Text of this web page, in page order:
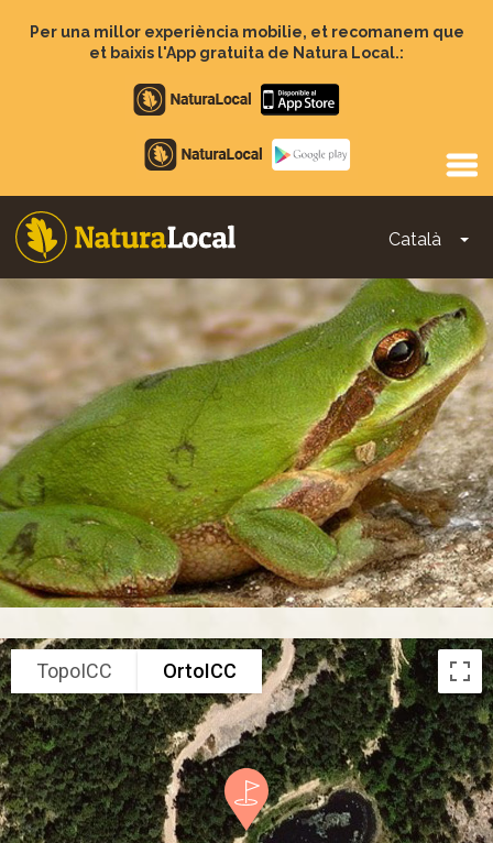
Per una millor experiència mobilie, et recomanem que
et baixis l'App gratuita de Natura Local.:
Apple
store
Google
Play
Català
Main
navigation
TopoICC OrtoICC